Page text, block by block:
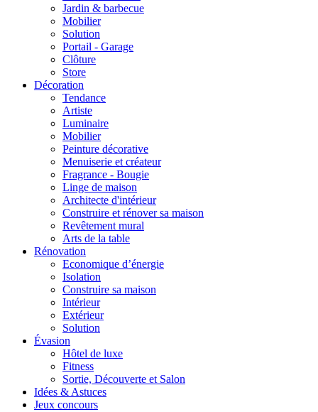
Jardin & barbecue
Mobilier
Solution
Portail - Garage
Clôture
Store
Décoration
Tendance
Artiste
Luminaire
Mobilier
Peinture décorative
Menuiserie et créateur
Fragrance - Bougie
Linge de maison
Architecte d'intérieur
Construire et rénover sa maison
Revêtement mural
Arts de la table
Rénovation
Economique d’énergie
Isolation
Construire sa maison
Intérieur
Extérieur
Solution
Évasion
Hôtel de luxe
Fitness
Sortie, Découverte et Salon
Idées & Astuces
Jeux concours